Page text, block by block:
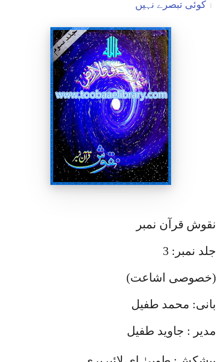
کوئی تبصرے نہیں
نقوش قرآن نمبر
جلد نمبر: 3
(خصوصی اشاعت)
بانی: محمد طفیل
مدیر : جاوید طفیل